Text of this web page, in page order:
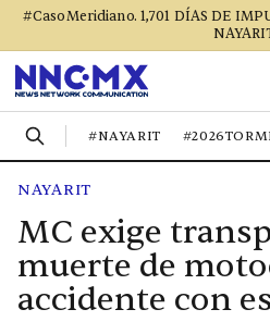
#CasoMeridiano. 1,701 DÍAS DE
#NAYARIT
NAYARIT
MC exige
muerte de
accidente con